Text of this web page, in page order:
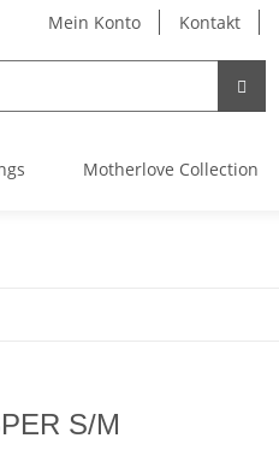
Mein Konto Kontakt
Motherlove Collection
S/M